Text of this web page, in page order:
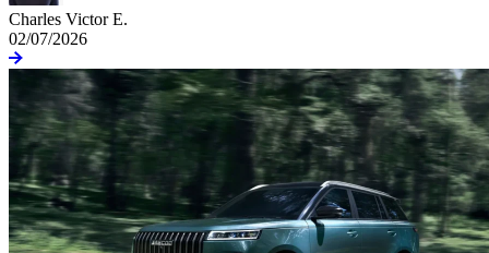
Charles Victor E.
02/07/2026